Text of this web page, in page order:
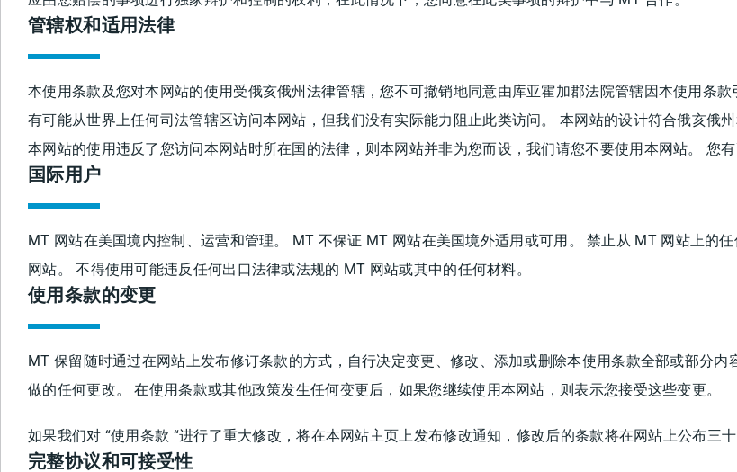
管辖权和适用法律
本使用条款及您对本网站的使用受俄亥俄州法律管辖，您不可撤销地同意由库亚霍加郡法院管辖因本使用条
有可能从世界上任何司法管辖区访问本网站，但我们没有实际能力阻止此类访问。 本网站的设计符合俄亥俄
本网站的使用违反了您访问本网站时所在国的法律，则本网站并非为您而设，我们请您不要使用本网站。 您
国际用户
MT 网站在美国境内控制、运营和管理。 MT 不保证 MT 网站在美国境外适用或可用。 禁止从 MT 网站上的
网站。 不得使用可能违反任何出口法律或法规的 MT 网站或其中的任何材料。
使用条款的变更
MT 保留随时通过在网站上发布修订条款的方式，自行决定变更、修改、添加或删除本使用条款全部或部分
做的任何更改。 在使用条款或其他政策发生任何变更后，如果您继续使用本网站，则表示您接受这些变更。
如果我们对 “使用条款 “进行了重大修改，将在本网站主页上发布修改通知，修改后的条款将在网站上公布三十
完整协议和可接受性